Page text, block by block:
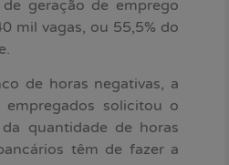
geração de emprego
mil vagas, ou 55,5% do
de horas negativas, a
empregados solicitou o
quantidade de horas
têm de fazer a